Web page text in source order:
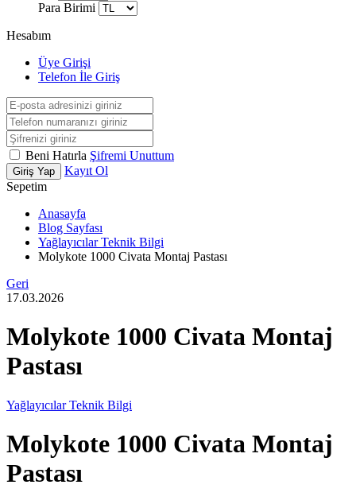
Para Birimi
Hesabım
Üye Girişi
Telefon İle Giriş
Beni Hatırla Şifremi Unuttum
Giriş Yap
Kayıt Ol
Sepetim
Anasayfa
Blog Sayfası
Yağlayıcılar Teknik Bilgi
Molykote 1000 Civata Montaj Pastası
Geri
17.03.2026
Molykote 1000 Civata Montaj
Pastası
Yağlayıcılar Teknik Bilgi
Molykote 1000 Civata Montaj
Pastası